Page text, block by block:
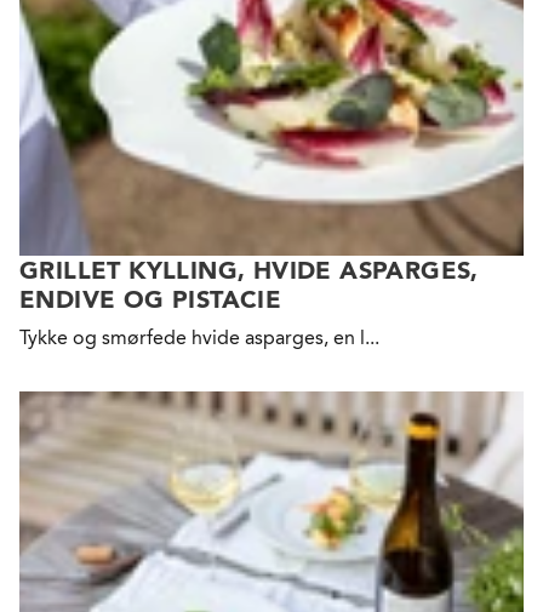
GRILLET KYLLING, HVIDE ASPARGES,
ENDIVE OG PISTACIE
Tykke og smørfede hvide asparges, en l...